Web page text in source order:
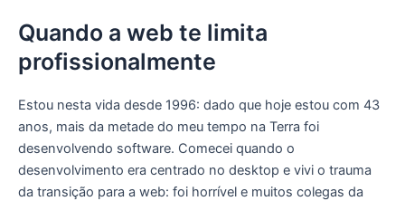
Quando a web te limita
profissionalmente
Estou nesta vida desde 1996: dado que hoje estou com 43
anos, mais da metade do meu tempo na Terra foi
desenvolvendo software. Comecei quando o
desenvolvimento era centrado no desktop e vivi o trauma
da transição para a web: foi horrível e muitos colegas da